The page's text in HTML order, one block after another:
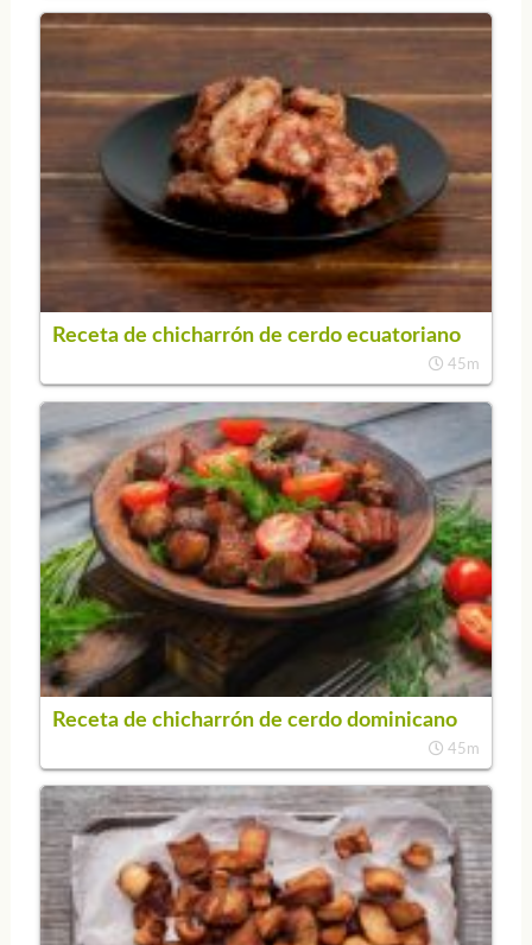
Receta de chicharrón de cerdo ecuatoriano
45m
Receta de chicharrón de cerdo dominicano
45m